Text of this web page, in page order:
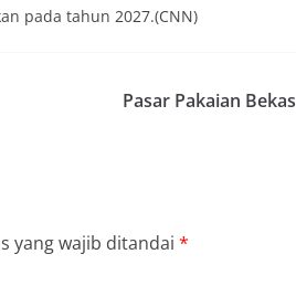
pada tahun 2027.(CNN)
Pasar Pakaian
yang wajib ditandai *